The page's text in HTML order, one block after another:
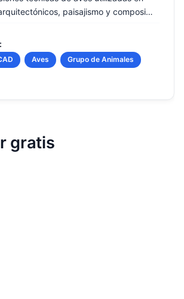
paisajismo y composi…
Aves Grupo de Animales
gratis